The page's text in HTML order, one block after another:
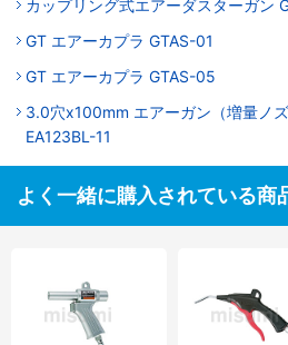
カップリング式エアーダスターガン
GT エアーカプラ GTAS-01
GT エアーカプラ GTAS-05
3.0穴x100mm エアーガン（増量ノズ
EA123BL-11
よく一緒に購入されている商